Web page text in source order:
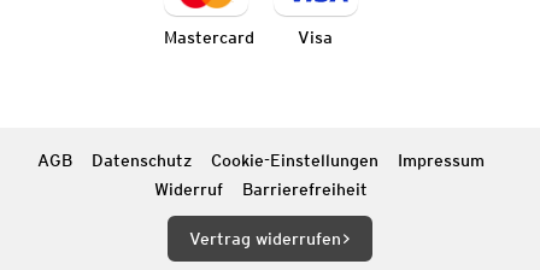
Mastercard Visa
AGB Datenschutz Cookie-Einstellungen
Impressum
Widerruf
Barrierefreiheit
Vertrag widerrufen